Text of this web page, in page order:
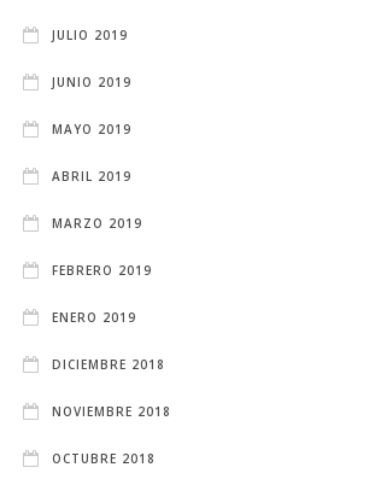
JULIO 2019
JUNIO 2019
MAYO 2019
ABRIL 2019
MARZO 2019
FEBRERO 2019
ENERO 2019
DICIEMBRE 2018
NOVIEMBRE 2018
OCTUBRE 2018